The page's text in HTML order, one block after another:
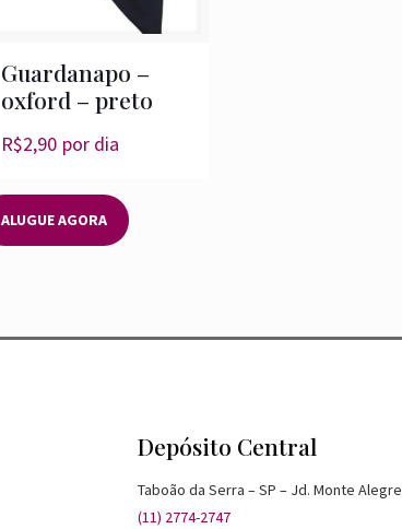
Guardanapo –
oxford – preto
R$2,90 por dia
ALUGUE AGORA
Depósito Central
Taboão da Serra – SP – Jd. Monte Alegre
(11) 2774-2747